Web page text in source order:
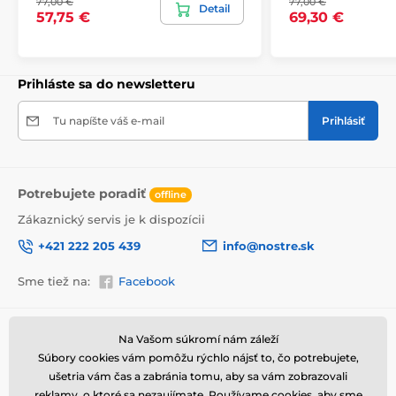
bezpečne doručený až k vám domov. Preto po
dôkladnom odkontrolovaní kvality balíme obrazy do
upozornenie prepravcu o krehkom produkte,
nezabudneme na krabicu umiestniť informáciu
prepravy.
57,75 €
Detail
69,30 €
Prihláste sa do newsletteru
Tu napíšte váš e-mail Prihlásiť
Potrebujete poradiť offline
Zákaznický servis je k dispozícii
+421 222 205 439
info@nostre.sk
Sme tiež na: Facebook
Informácie o nákupe
Obchodné a reklamačné
podmienky
Užitočné informácie
Často kladené otázky
Magazín
Na Vašom súkromí nám záleží
Súbory cookies vám pomôžu rýchlo nájsť to, čo potrebujete,
ušetria vám čas a zabránia tomu, aby sa vám zobrazovali